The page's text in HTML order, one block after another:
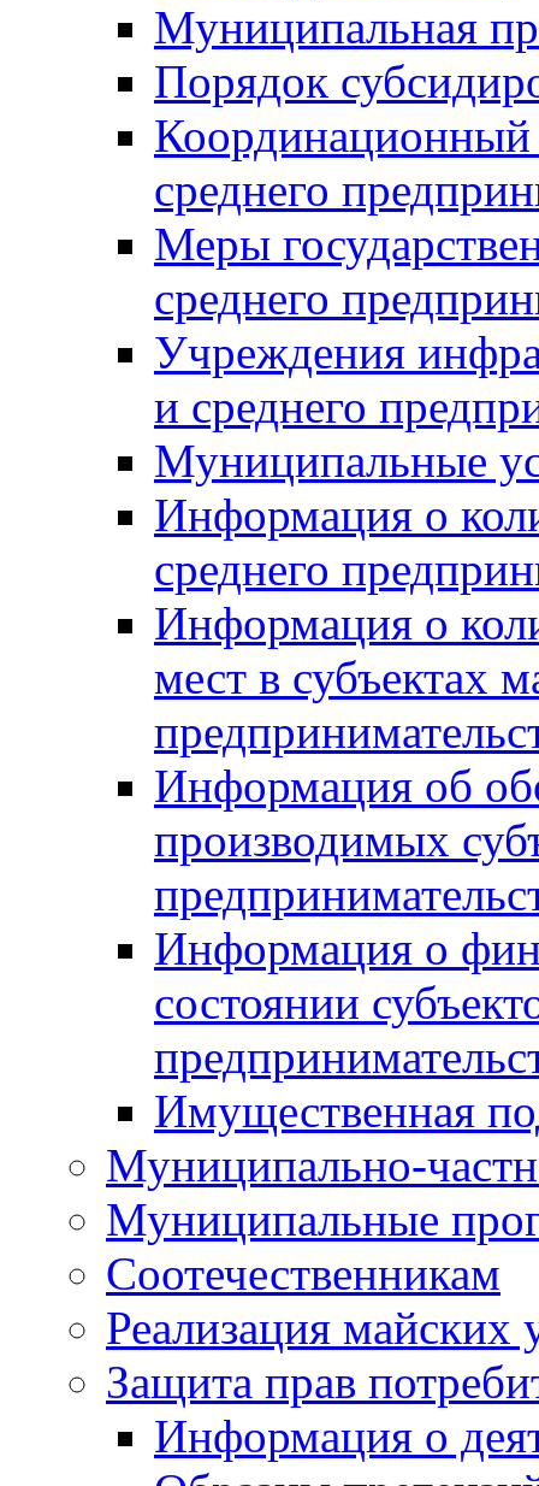
Муниципальная
Порядок
Координационный
среднего
Меры
среднего
Учреждения
и среднего
Муниципальные
Информация о
среднего
Информация о
мест в субъектах
Информация об
производимых
Информация о
состоянии
Имущественная
Муниципально-
Муниципальные
Соотечественникам
Реализация майских
Защита прав
Информация о